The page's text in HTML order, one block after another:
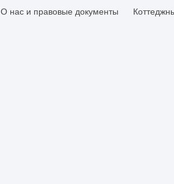
О нас и правовые документы